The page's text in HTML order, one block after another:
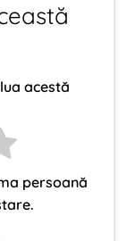
acestă
persoană